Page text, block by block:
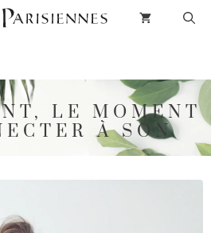
LE MOMENT
À SON